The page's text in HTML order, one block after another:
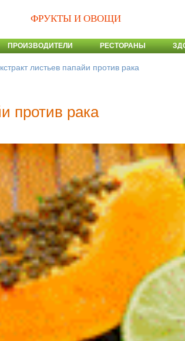
ФРУКТЫ И ОВОЩИ
ПРОИЗВОДИТЕЛИ РЕСТОРАНЫ
листьев папайи против рака
против рака